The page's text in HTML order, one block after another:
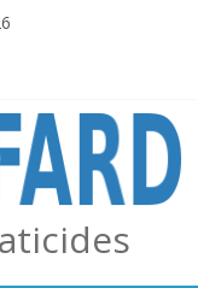
King / Edialux
le piège combo
et Phlébotomes